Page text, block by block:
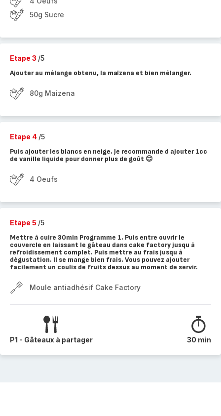
50g Sucre
Etape 3 /5
Ajouter au mélange obtenu, la maïzena et bien mélanger.
80g Maizena
Etape 4 /5
Puis ajouter les blancs en neige. Je recommande d ajouter 1cc
de vanille liquide pour donner plus de goût 😊
4 Oeufs
Etape 5 /5
Mettre à cuire 30min Programme 1. Puis entre ouvrir le
couvercle en laissant le gâteau dans cake factory jusqu à
refroidissement complet. Puis mettre au frais jusqu à
dégustation. Il se mange bien frais. Vous pouvez ajouter
facilement un coulis de fruits dessus au moment de servir.
Moule antiadhésif Cake Factory
P1 - Gâteaux à partager 30 min